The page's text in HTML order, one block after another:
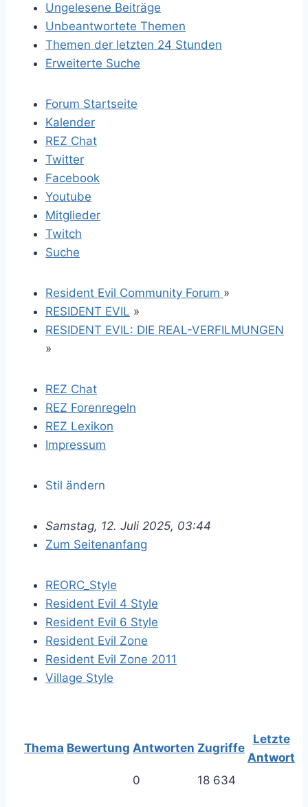
Ungelesene Beiträge
Unbeantwortete Themen
Themen der letzten 24 Stunden
Erweiterte Suche
Forum Startseite
Kalender
REZ Chat
Twitter
Facebook
Youtube
Mitglieder
Twitch
Suche
Resident Evil Community Forum »
RESIDENT EVIL »
RESIDENT EVIL: DIE REAL-VERFILMUNGEN
»
REZ Chat
REZ Forenregeln
REZ Lexikon
Impressum
Stil ändern
Samstag, 12. Juli 2025, 03:44
Zum Seitenanfang
REORC_Style
Resident Evil 4 Style
Resident Evil 6 Style
Resident Evil Zone
Resident Evil Zone 2011
Village Style
Thema Bewertung Antworten Zugriffe
Letzte
Antwort
0
18 634